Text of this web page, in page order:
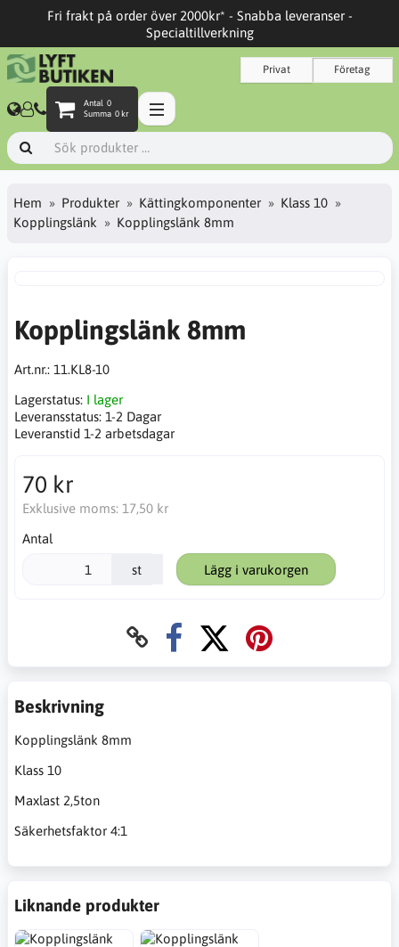
Fri frakt på order över 2000kr* - Snabba leveranser -
Specialtillverkning
Privat Företag
Antal 0
Summa 0 kr
Hem Produkter Kättingkomponenter
Klass 10
Kopplingslänk
Kopplingslänk 8mm
Kopplingslänk 8mm
Art.nr.: 11.KL8-10
Lagerstatus: I lager
Leveransstatus: 1-2 Dagar
Leveranstid 1-2 arbetsdagar
70 kr
Exklusive moms: 17,50 kr
Antal
st Lägg i varukorgen
Beskrivning
Kopplingslänk 8mm
Klass 10
Maxlast 2,5ton
Säkerhetsfaktor 4:1
Liknande produkter